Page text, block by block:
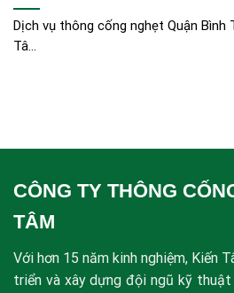
Dịch vụ thông cống nghẹt Quận Bình
Tâ...
CÔNG TY THÔNG
TÂM
Với hơn 15 năm kinh nghiệm, Kiến
triển và xây dựng đội ngũ kỹ